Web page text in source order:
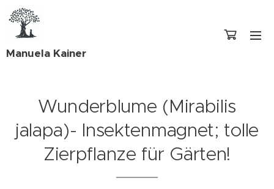
Manuela Kainer
Wunderblume (Mirabilis
jalapa)- Insektenmagnet; tolle
Zierpflanze für Gärten!